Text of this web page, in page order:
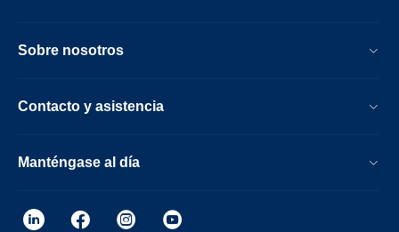
Sobre nosotros
Contacto y asistencia
Manténgase al día